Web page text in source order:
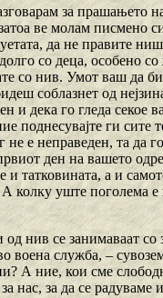
за прашањето
ве молам писмено
да не правите
со деца, особено
со нив. Умот ваш да
соблазнет од
и дека го гледа секое
поднесувајте ги сите
не е неправеден, та да
ден на вашето
и татковината, а и
колку уште поголема е
нив се занимаваат со
воена служба, –
А ние, кои сме
нас, за да се радуваме